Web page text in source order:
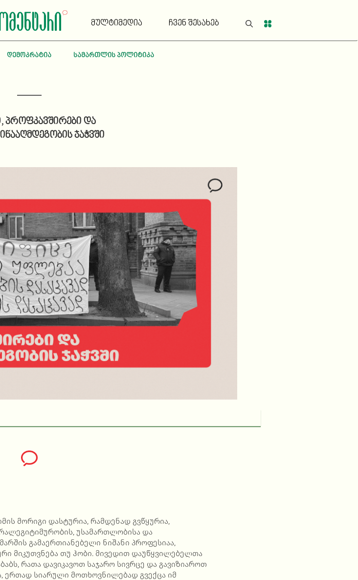
მულტიმედია ჩვენ შესახებ
დემოკრატია სამართლის პოლიტიკა
პროფკავშირები და
ჯაჭვში
მორიგი დასტურია, რამდენად გვწყურია,
უსამართლობისა და
გამაერთიანებელი ნიშანი პროფესიაა,
მიკუთვნება თუ ჰობი. მივედით დაუწყვილებელთა
რათა დავიკავოთ საჯარო სივრცე და გავიზიაროთ
სიარული მოთხოვნილებად გვექცა იმ